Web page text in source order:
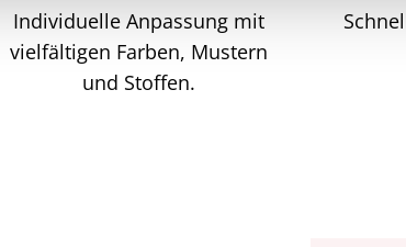
Individuelle Anpassung mit
vielfältigen Farben, Mustern
und Stoffen.